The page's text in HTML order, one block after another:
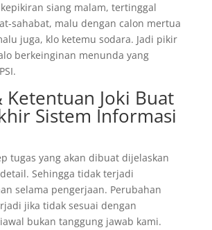
siang malam, tertinggal
sahabat, malu dengan calon mertua
juga, klo ketemu sodara. Jadi pikir
berkeinginan menunda yang
Ketentuan Joki Buat
Sistem Informasi
tugas yang akan dibuat dijelaskan
Sehingga tidak terjadi
selama pengerjaan. Perubahan
jika tidak sesuai dengan
bukan tanggung jawab kami.